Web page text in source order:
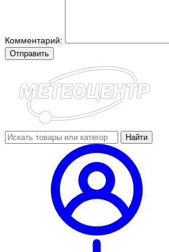
Комментарий:
Отправить
Найти